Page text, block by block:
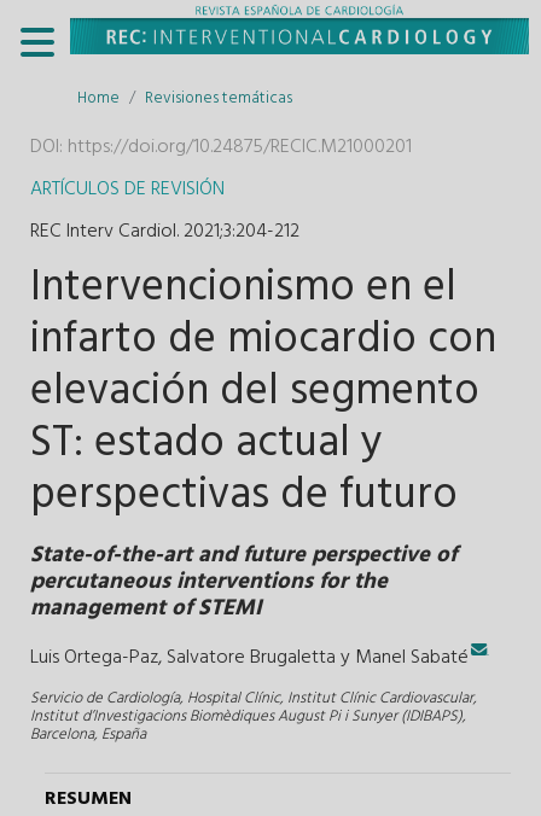
Home Revisiones temáticas
DOI: https://doi.org/10.24875/RECIC.M21000201
ARTÍCULOS DE REVISIÓN
REC Interv Cardiol. 2021;3:204-212
Intervencionismo en el
infarto de miocardio con
elevación del segmento
ST: estado actual y
perspectivas de futuro
State-of-the-art and future perspective of
percutaneous interventions for the
management of STEMI
Luis Ortega-Paz,Salvatore Brugaletta y Manel Sabaté
.
Servicio de Cardiología, Hospital Clínic, Institut Clínic Cardiovascular,
Institut d’Investigacions Biomèdiques August Pi i Sunyer (IDIBAPS),
Barcelona, España
RESUMEN